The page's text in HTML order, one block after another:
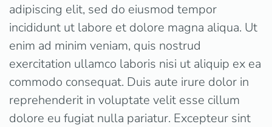
adipiscing elit, sed do eiusmod tempor
incididunt ut labore et dolore magna aliqua. Ut
enim ad minim veniam, quis nostrud
exercitation ullamco laboris nisi ut aliquip ex ea
commodo consequat. Duis aute irure dolor in
reprehenderit in voluptate velit esse cillum
dolore eu fugiat nulla pariatur. Excepteur sint